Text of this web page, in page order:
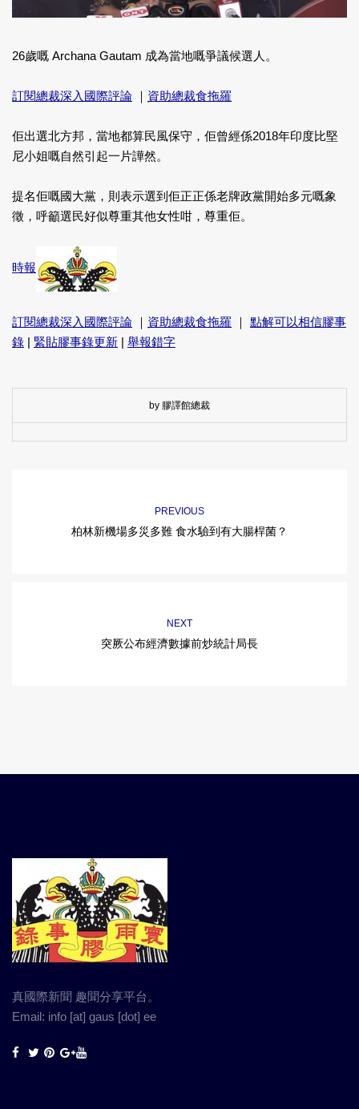
26歲嘅 Archana Gautam 成為當地嘅爭議候選人。
訂閱總裁深入國際評論 資助總裁食拖羅
佢出選北方邦，當地都算民風保守，佢曾經係2018年印度比堅
尼小姐嘅自然引起一片譁然。
提名佢嘅國大黨，則表示選到佢正正係老牌政黨開始多元嘅象
徵，呼籲選民好似尊重其他女性咁，尊重佢。
時報
訂閱總裁深入國際評論 資助總裁食拖羅
點解可以相信膠事
錄
緊貼膠事錄更新 舉報錯字
by 膠譯館總裁
PREVIOUS
柏林新機場多災多難 食水驗到有大腸桿菌？
NEXT
突厥公布經濟數據前炒統計局長
真國際新聞 趣聞分享平台。
Email: info [at] gaus [dot] ee